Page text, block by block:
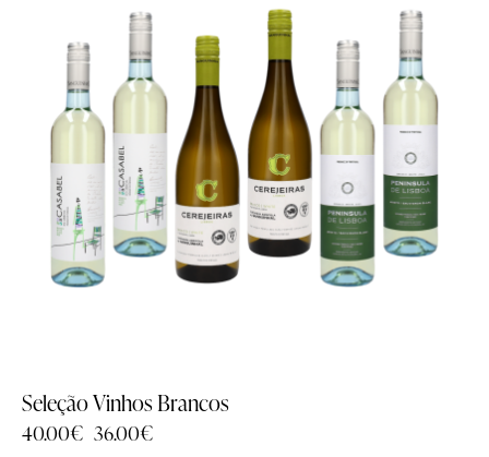
Seleção Vinhos Brancos
40.00€ 36.00€